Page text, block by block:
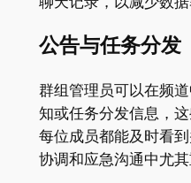
公告与任务分发
群组管理员可以在频
知或任务分发信息，
每位成员都能及时看
协调和应急沟通中尤其